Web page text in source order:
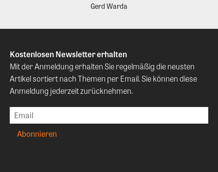
Gerd Warda
Kostenlosen Newsletter erhalten
Mit der Anmeldung erhalten Sie regelmäßig die neusten
Artikel sortiert nach Themen per Email. Sie können diese
Anmeldung jederzeit zurücknehmen.